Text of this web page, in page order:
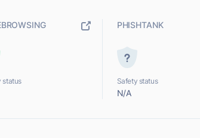
status
PHISHTANK
Safety status
N/A